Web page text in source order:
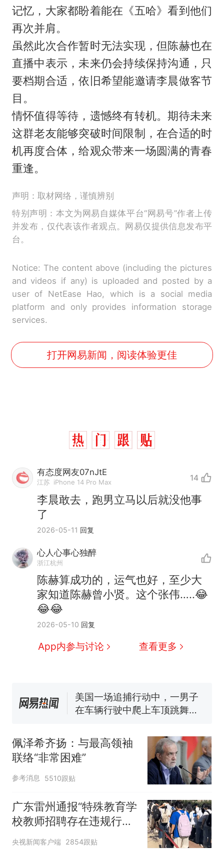
记忆，大家都盼着能在《五哈》看到他们
再次并肩。
虽然此次合作暂时无法实现，但陈赫也在
直播中表示，未来仍会持续保持沟通，只
要档期合适，依旧希望能邀请李晨做客节
目。
情怀值得等待，遗憾终有转机。期待未来
这群老友能够突破时间限制，在合适的时
机再度合体，给观众带来一场圆满的青春
重逢。
声明：取材网络，谨慎辨别
特别声明：本文为网易自媒体平台“网易号”作者上传
并发布，仅代表该作者观点。网易仅提供信息发布平
台。
Notice: The content above (including the pictures
and videos if any) is uploaded and posted by a
user of NetEase Hao, which is a social media
platform and only provides information storage
services.
打开网易新闻，阅读体验更佳
有态度网友07nJtE
江苏 iPhone 14 Pro Max 14
李晨敢去，跑男立马以后就没他事
了
2026-05-11 回复
心人心事心独醉
浙江杭州
陈赫算成功的，运气也好，至少大
家知道陈赫曾小贤。这个张伟…..😂
😂😂
2026-05-10 回复
App内参与讨论 查看更多
似南京大学数院院长辞职信流
传，院方回应：喻良教授已卸
任院长一职，不清楚辞职信来
新 费大厨“全国小炒肉大王”称
140多朵
美国一场追捕行动中，一男子
在车辆行驶中爬上车顶跳舞。
回大海 目击者直呼震惊 （视频
来源：参考消息）
笔试第一被第二名传话劝弃考
官方通报
“不想干了特提出辞职”，疑
传，院方回应：喻良教授已卸
任院长一职，不清楚辞职信来
源；曾用手绘图做头像
佩泽希齐扬：与最高领袖
联络“非常困难”
参考消息 5510跟贴
广东雷州通报“特殊教育学
校教师招聘存在违规行
为”：已启动问责程序 副
央视新闻客户端 2854跟贴